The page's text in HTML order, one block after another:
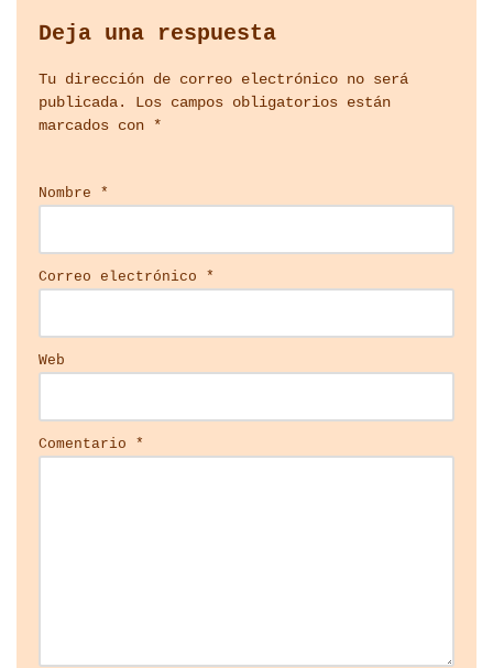
Deja una respuesta
Tu dirección de correo electrónico no será
publicada.
Los campos obligatorios están
marcados con *
Nombre *
Correo electrónico *
Web
Comentario *